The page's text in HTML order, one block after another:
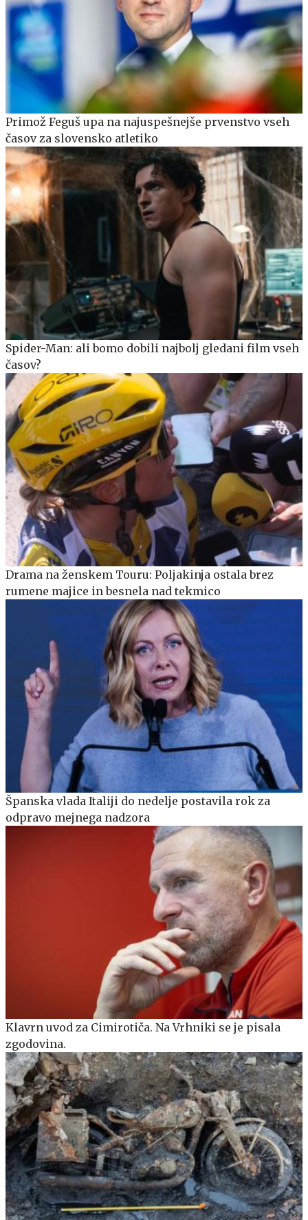
Primož Feguš upa na najuspešnejše prvenstvo vseh
časov za slovensko atletiko
Spider-Man: ali bomo dobili najbolj gledani film vseh
časov?
Drama na ženskem Touru: Poljakinja ostala brez
rumene majice in besnela nad tekmico
Španska vlada Italiji do nedelje postavila rok za
odpravo mejnega nadzora
Klavrn uvod za Cimirotiča. Na Vrhniki se je pisala
zgodovina.